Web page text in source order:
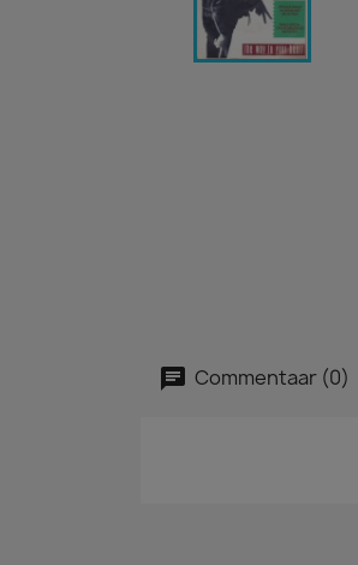
Commentaar (0)